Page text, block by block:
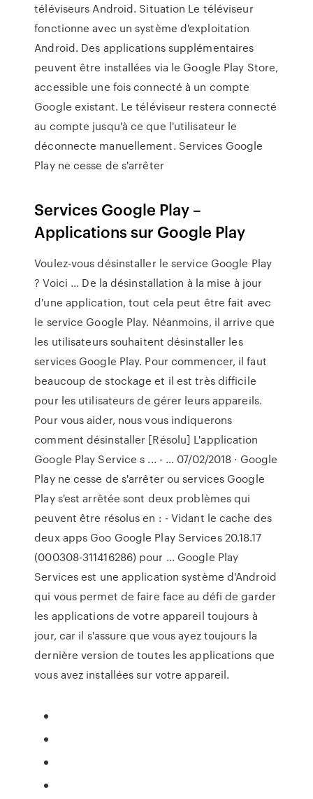
téléviseurs Android. Situation Le téléviseur
fonctionne avec un système d'exploitation
Android. Des applications supplémentaires
peuvent être installées via le Google Play Store,
accessible une fois connecté à un compte
Google existant. Le téléviseur restera connecté
au compte jusqu'à ce que l'utilisateur le
déconnecte manuellement. Services Google
Play ne cesse de s'arrêter
Services Google Play –
Applications sur Google Play
Voulez-vous désinstaller le service Google Play
? Voici ... De la désinstallation à la mise à jour
d'une application, tout cela peut être fait avec
le service Google Play. Néanmoins, il arrive que
les utilisateurs souhaitent désinstaller les
services Google Play. Pour commencer, il faut
beaucoup de stockage et il est très difficile
pour les utilisateurs de gérer leurs appareils.
Pour vous aider, nous vous indiquerons
comment désinstaller [Résolu] L'application
Google Play Service s ... - … 07/02/2018 · Google
Play ne cesse de s'arrêter ou services Google
Play s'est arrêtée sont deux problèmes qui
peuvent être résolus en : - Vidant le cache des
deux apps Goo Google Play Services 20.18.17
(000308-311416286) pour ... Google Play
Services est une application système d'Android
qui vous permet de faire face au défi de garder
les applications de votre appareil toujours à
jour, car il s'assure que vous ayez toujours la
dernière version de toutes les applications que
vous avez installées sur votre appareil.